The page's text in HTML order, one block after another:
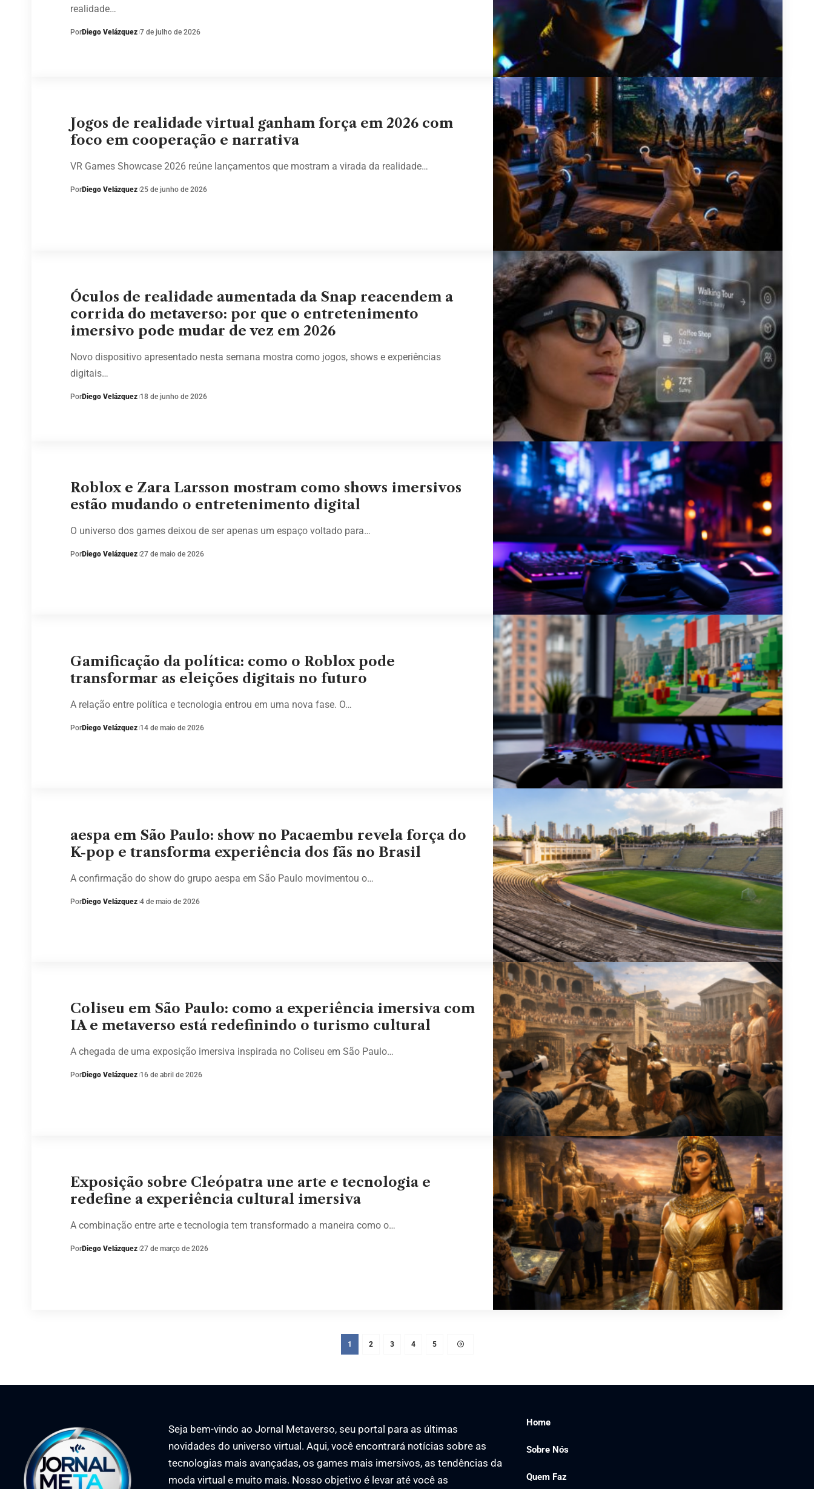
realidade…
PorDiego Velázquez 7 de julho de 2026
Jogos de realidade virtual ganham força em 2026 com
foco em cooperação e narrativa
VR Games Showcase 2026 reúne lançamentos que mostram a virada da realidade…
PorDiego Velázquez 25 de junho de 2026
Óculos de realidade aumentada da Snap reacendem a
corrida do metaverso: por que o entretenimento
imersivo pode mudar de vez em 2026
Novo dispositivo apresentado nesta semana mostra como jogos, shows e experiências
digitais…
PorDiego Velázquez 18 de junho de 2026
Roblox e Zara Larsson mostram como shows imersivos
estão mudando o entretenimento digital
O universo dos games deixou de ser apenas um espaço voltado para…
PorDiego Velázquez 27 de maio de 2026
Gamificação da política: como o Roblox pode
transformar as eleições digitais no futuro
A relação entre política e tecnologia entrou em uma nova fase. O…
PorDiego Velázquez 14 de maio de 2026
aespa em São Paulo: show no Pacaembu revela força do
K-pop e transforma experiência dos fãs no Brasil
A confirmação do show do grupo aespa em São Paulo movimentou o…
PorDiego Velázquez 4 de maio de 2026
Coliseu em São Paulo: como a experiência imersiva com
IA e metaverso está redefinindo o turismo cultural
A chegada de uma exposição imersiva inspirada no Coliseu em São Paulo…
PorDiego Velázquez 16 de abril de 2026
Exposição sobre Cleópatra une arte e tecnologia e
redefine a experiência cultural imersiva
A combinação entre arte e tecnologia tem transformado a maneira como o…
PorDiego Velázquez 27 de março de 2026
1 2 3 4 5
Seja bem-vindo ao Jornal Metaverso, seu portal para as últimas
novidades do universo virtual. Aqui, você encontrará notícias sobre as
tecnologias mais avançadas, os games mais imersivos, as tendências da
moda virtual e muito mais. Nosso objetivo é levar até você as
Home
Sobre Nós
Quem Faz